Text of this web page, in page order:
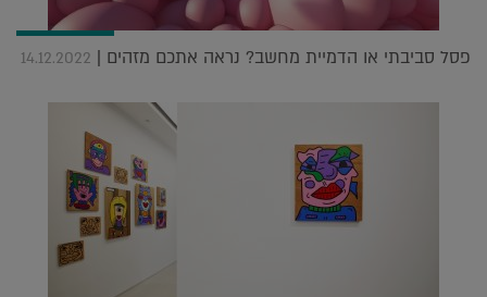
פסל סביבתי או הדמיית מחשב? נראה אתכם מזהים | 14.12.2022